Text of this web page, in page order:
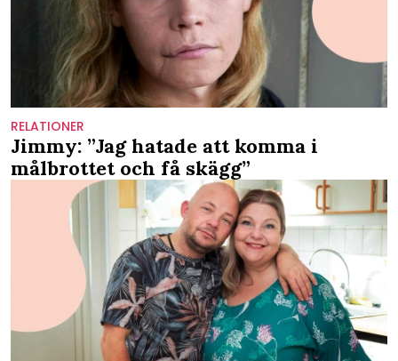
RELATIONER
Jimmy: ”Jag hatade att komma i
målbrottet och få skägg”